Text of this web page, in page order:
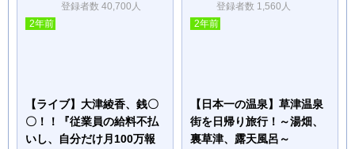
登録者数 40,700人
2年前
【ライブ】大津綾香、銭〇
〇！！『従業員の給料不払
いし、自分だけ月100万報
登録者数 1,560人
2年前
【日本一の温泉】草津温泉
街を日帰り旅行！～湯畑、
裏草津、露天風呂～